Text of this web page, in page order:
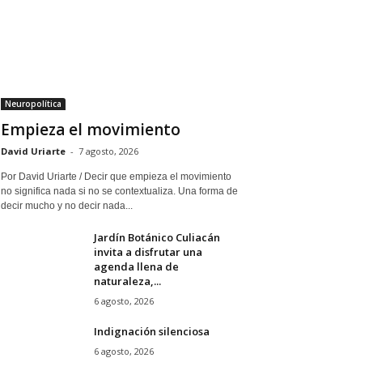
Neuropolítica
Empieza el movimiento
David Uriarte - 7 agosto, 2026
Por David Uriarte / Decir que empieza el movimiento
no significa nada si no se contextualiza. Una forma de
decir mucho y no decir nada...
Jardín Botánico Culiacán
invita a disfrutar una
agenda llena de
naturaleza,...
6 agosto, 2026
Indignación silenciosa
6 agosto, 2026